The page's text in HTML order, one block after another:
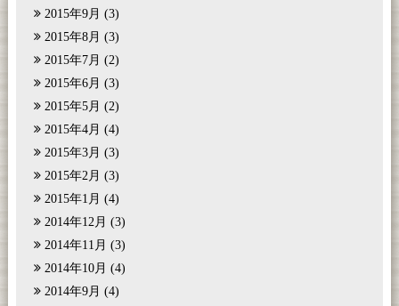
2015年9月 (3)
2015年8月 (3)
2015年7月 (2)
2015年6月 (3)
2015年5月 (2)
2015年4月 (4)
2015年3月 (3)
2015年2月 (3)
2015年1月 (4)
2014年12月 (3)
2014年11月 (3)
2014年10月 (4)
2014年9月 (4)